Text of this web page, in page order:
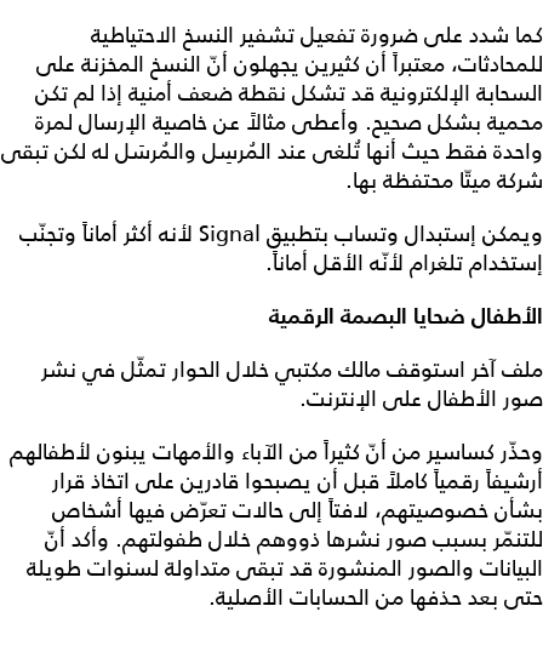
كما شدد على ضرورة تفعيل تشفير النسخ الاحتياطية
للمحادثات، معتبراً أن كثيرين يجهلون أنّ النسخ المخزنة على
السحابة الإلكترونية قد تشكل نقطة ضعف أمنية إذا لم تكن
محمية بشكل صحيح. وأعطى مثالاً عن خاصية الإرسال لمرة
واحدة فقط حيث أنها تُلغى عند المُرسِل والمُرسَل له لكن تبقى
شركة ميتّا محتفظة بها.
ويمكن إستبدال وتساب بتطبيق Signal لأنه أكثر أماناً وتجنّب
إستخدام تلغرام لأنّه الأقل أماناً.
الأطفال ضحايا البصمة الرقمية
ملف آخر استوقف مالك مكتبي خلال الحوار تمثّل في نشر
صور الأطفال على الإنترنت.
وحذّر كساسير من أنّ كثيراً من الآباء والأمهات يبنون لأطفالهم
أرشيفاً رقمياً كاملاً قبل أن يصبحوا قادرين على اتخاذ قرار
بشأن خصوصيتهم، لافتاً إلى حالات تعرّض فيها أشخاص
للتنمّر بسبب صور نشرها ذووهم خلال طفولتهم. وأكد أنّ
البيانات والصور المنشورة قد تبقى متداولة لسنوات طويلة
حتى بعد حذفها من الحسابات الأصلية.